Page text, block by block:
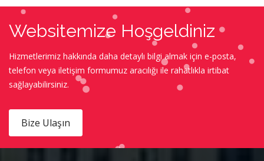
Websitemize Hoşgeldiniz
Hizmetlerimiz hakkında daha detaylı bilgi almak için e-posta,
telefon veya iletişim formumuz aracılığı ile rahatlıkla irtibat
sağlayabilirsiniz.
Bize Ulaşın